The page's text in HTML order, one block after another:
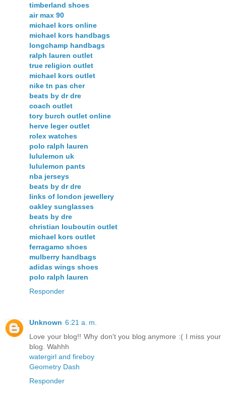
timberland shoes
air max 90
michael kors online
michael kors handbags
longchamp handbags
ralph lauren outlet
true religion outlet
michael kors outlet
nike tn pas cher
beats by dr dre
coach outlet
tory burch outlet online
herve leger outlet
rolex watches
polo ralph lauren
lululemon uk
lululemon pants
nba jerseys
beats by dr dre
links of london jewellery
oakley sunglasses
beats by dre
christian louboutin outlet
michael kors outlet
ferragamo shoes
mulberry handbags
adidas wings shoes
polo ralph lauren
Responder
Unknown 6:21 a. m.
Love your blog!! Why don't you blog anymore :( I miss your
blog. Wahhh
watergirl and fireboy
Geometry Dash
Responder